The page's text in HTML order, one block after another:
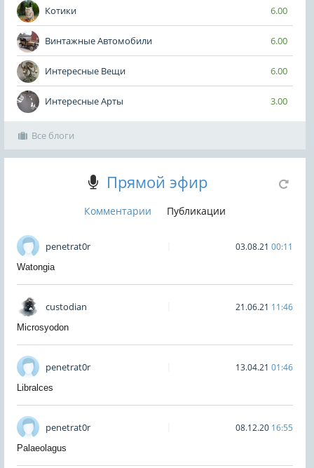
Котики 6.00
Винтажные Автомобили 6.00
Интересные Вещи 6.00
Интересные Арты 3.00
Все блоги
Прямой эфир
Комментарии Публикации
penetrat0r 03.08.21 00:11
Watongia
custodian 21.06.21 11:46
Microsyodon
penetrat0r 13.04.21 01:46
Libralces
penetrat0r 08.12.20 16:55
Palaeolagus